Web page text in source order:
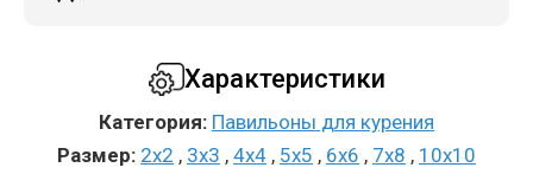
Характеристики
Категория: Павильоны для курения
Размер: 2x2 , 3x3 , 4x4 , 5x5 , 6x6 , 7x8 , 10x10